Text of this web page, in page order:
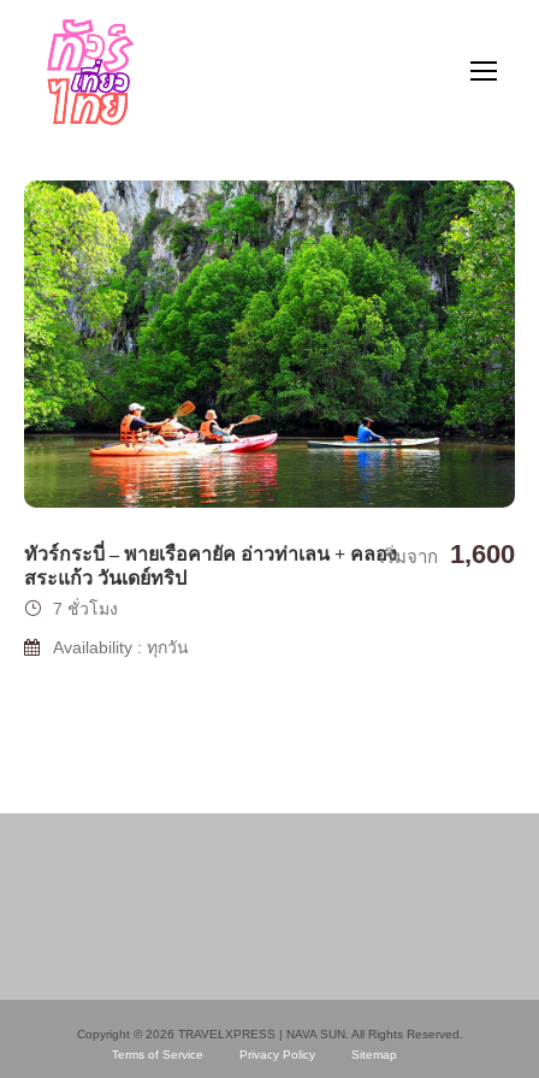
ทัวร์กระบี่ – พายเรือคายัค อ่าวท่าเลน + คลอง
สระแก้ว วันเดย์ทริป
เริ่มจาก 1,600
7 ชั่วโมง
Availability : ทุกวัน
Copyright © 2026 TRAVELXPRESS | NAVA SUN. All Rights Reserved.
Terms of Service
Privacy Policy Sitemap